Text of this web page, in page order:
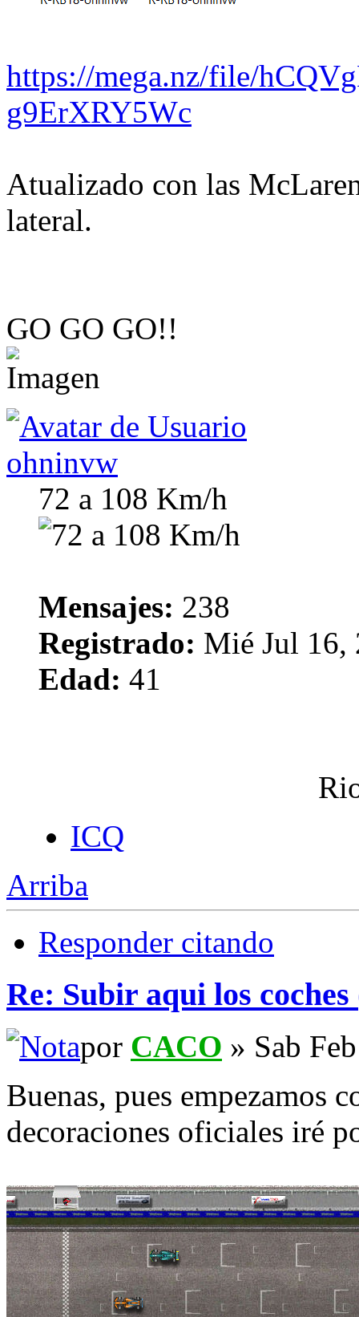
https://mega.nz/file/
g9ErXRY5Wc
Atualizado con las
lateral.
GO GO GO!!
ohninvw
72 a 108 Km/h
Mensajes: 238
Registrado: Mié Jul 16,
Edad: 41
ICQ
Arriba
Responder citando
Re: Subir aqui los
por CACO » Sab
Buenas, pues empezamos
decoraciones oficiales iré